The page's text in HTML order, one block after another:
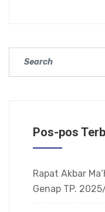
Pos-pos
Rapat Akbar
Genap TP.